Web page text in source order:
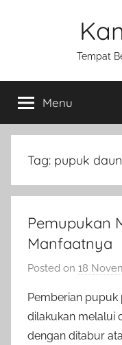
Tempat
Menu
Tag: pupuk daun
Pemupukan
Manfaatnya
Posted on 18
Pemberian pupuk
dilakukan melalui
dengan ditabur